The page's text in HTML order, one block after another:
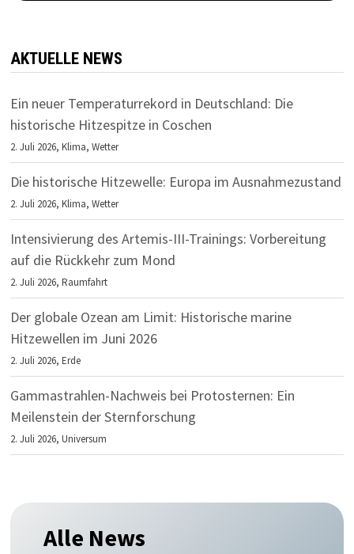
AKTUELLE NEWS
Ein neuer Temperaturrekord in Deutschland: Die
historische Hitzespitze in Coschen
2. Juli 2026,Klima,Wetter
Die historische Hitzewelle: Europa im Ausnahmezustand
2. Juli 2026,Klima,Wetter
Intensivierung des Artemis-III-Trainings: Vorbereitung
auf die Rückkehr zum Mond
2. Juli 2026,Raumfahrt
Der globale Ozean am Limit: Historische marine
Hitzewellen im Juni 2026
2. Juli 2026,Erde
Gammastrahlen-Nachweis bei Protosternen: Ein
Meilenstein der Sternforschung
2. Juli 2026,Universum
Alle News